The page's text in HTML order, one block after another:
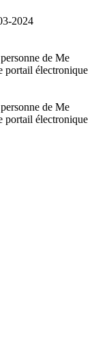
2024
de Me
portail électronique
de Me
portail électronique